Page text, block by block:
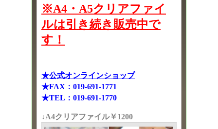
※A4・A5クリアファイ
ルは引き続き販売中で
す！
★公式オンラインショップ
★FAX：019-691-1771
★TEL：019-691-1770
↓A4クリアファイル￥1200